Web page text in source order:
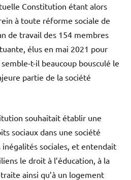
Constitution étant alors
à toute réforme sociale de
de travail des 154 membres
élus en mai 2021 pour
t-il beaucoup bousculé le
partie de la société
souhaitait établir une
sociaux dans une société
sociales, et entendait
le droit à l’éducation, à la
ainsi qu’à un logement